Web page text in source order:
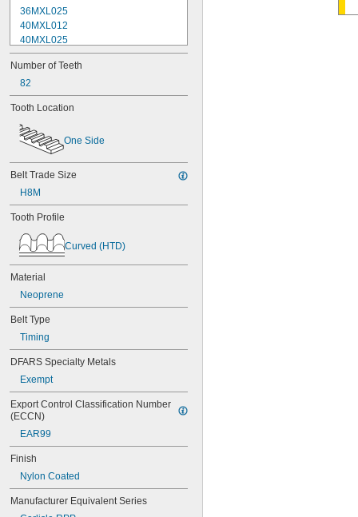
36MXL025
40MXL012
40MXL025
44MXL012
44MXL025
48MXL012
48MXL025
50XL025
50XL037
52MXL012
52MXL025
56MXL012
60MXL012
60MXL025
60XL031
60XL037
68MXL012
68MXL025
70MXL012
70XL025
70XL031
72MXL012
72MXL025
76MXL012
76MXL025
76XL031
76XL037
80MXL012
80MXL025
80XL025
Number of Teeth
82
Tooth Location
One Side
Belt Trade Size
H8M
Tooth Profile
Curved (HTD)
Material
Neoprene
Belt Type
Timing
DFARS Specialty Metals
Exempt
Export Control Classification Number
(ECCN)
EAR99
Finish
Nylon Coated
Manufacturer Equivalent Series